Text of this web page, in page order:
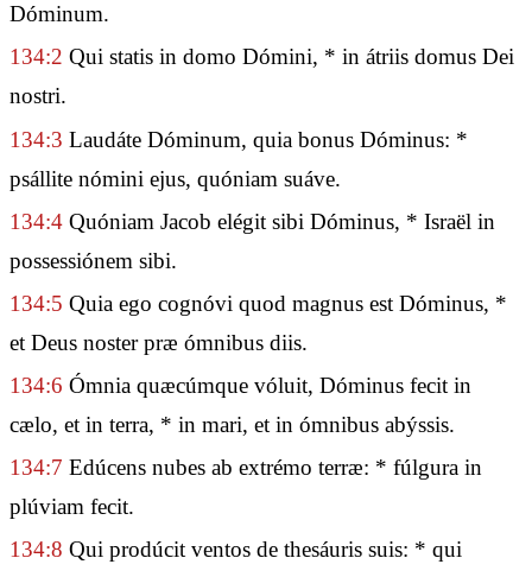
Dóminum.
134:2 Qui statis in domo Dómini, * in átriis domus Dei
nostri.
134:3 Laudáte Dóminum, quia bonus Dóminus: *
psállite nómini ejus, quóniam suáve.
134:4 Quóniam Jacob elégit sibi Dóminus, * Israël in
possessiónem sibi.
134:5 Quia ego cognóvi quod magnus est Dóminus, *
et Deus noster præ ómnibus diis.
134:6 Ómnia quæcúmque vóluit, Dóminus fecit in
cælo, et in terra, * in mari, et in ómnibus abýssis.
134:7 Edúcens nubes ab extrémo terræ: * fúlgura in
plúviam fecit.
134:8 Qui prodúcit ventos de thesáuris suis: * qui